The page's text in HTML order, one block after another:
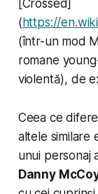
[Crossed]
( https://
(într-un mod
romane
violentă), de
Ceea ce
altele similare
unui personaj
Danny